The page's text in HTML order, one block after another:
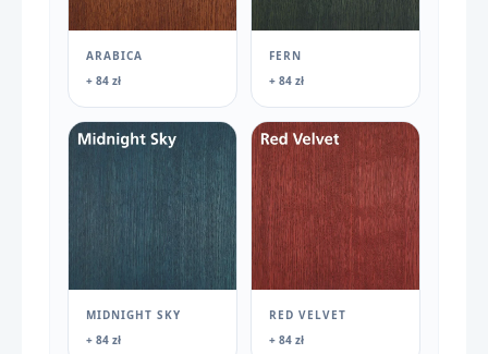
ARABICA
+ 84 zł
FERN
+ 84 zł
MIDNIGHT SKY
+ 84 zł
RED VELVET
+ 84 zł